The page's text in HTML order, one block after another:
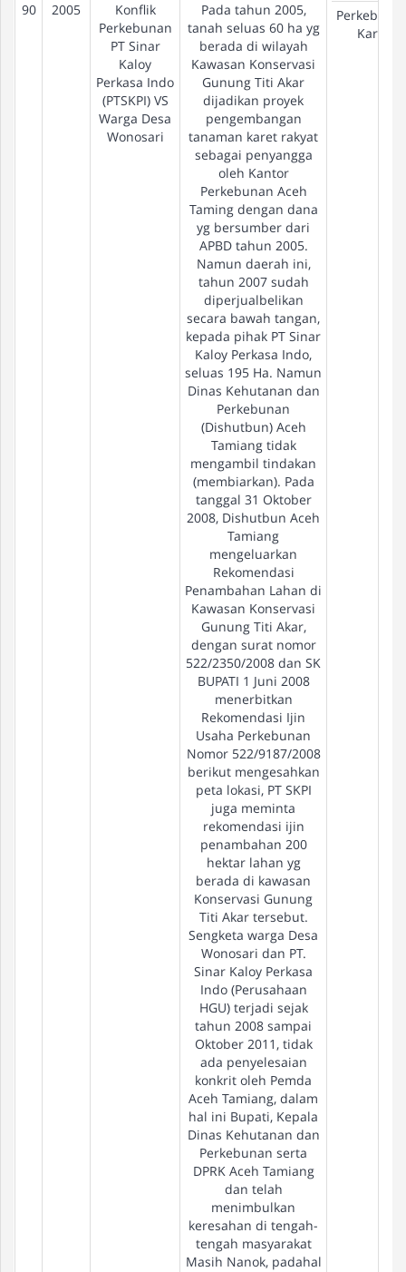
90 2005
Konflik
Perkebunan
PT Sinar
Kaloy
Perkasa Indo
(PTSKPI) VS
Warga Desa
Wonosari
Pada tahun 2005,
tanah seluas 60 ha yg
berada di wilayah
Kawasan Konservasi
Gunung Titi Akar
dijadikan proyek
pengembangan
tanaman karet rakyat
sebagai penyangga
oleh Kantor
Perkebunan Aceh
Taming dengan dana
yg bersumber dari
APBD tahun 2005.
Namun daerah ini,
tahun 2007 sudah
diperjualbelikan
secara bawah tangan,
kepada pihak PT Sinar
Kaloy Perkasa Indo,
seluas 195 Ha. Namun
Dinas Kehutanan dan
Perkebunan
(Dishutbun) Aceh
Tamiang tidak
mengambil tindakan
(membiarkan). Pada
tanggal 31 Oktober
2008, Dishutbun Aceh
Tamiang
mengeluarkan
Rekomendasi
Penambahan Lahan di
Kawasan Konservasi
Gunung Titi Akar,
dengan surat nomor
522/2350/2008 dan SK
BUPATI 1 Juni 2008
menerbitkan
Rekomendasi Ijin
Usaha Perkebunan
Nomor 522/9187/2008
berikut mengesahkan
peta lokasi, PT SKPI
juga meminta
rekomendasi ijin
penambahan 200
hektar lahan yg
berada di kawasan
Konservasi Gunung
Titi Akar tersebut.
Sengketa warga Desa
Wonosari dan PT.
Sinar Kaloy Perkasa
Indo (Perusahaan
HGU) terjadi sejak
tahun 2008 sampai
Oktober 2011, tidak
ada penyelesaian
konkrit oleh Pemda
Aceh Tamiang, dalam
hal ini Bupati, Kepala
Dinas Kehutanan dan
Perkebunan serta
DPRK Aceh Tamiang
dan telah
menimbulkan
keresahan di tengah-
tengah masyarakat
Masih Nanok, padahal
Karet